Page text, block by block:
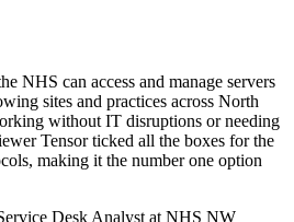
NHS can access and manage servers
sites and practices across North
without IT disruptions or needing
Tensor ticked all the boxes for the
making it the number one option
Desk Analyst at NHS NW